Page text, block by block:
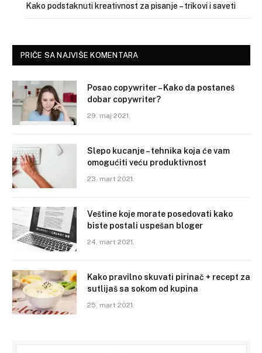
Kako podstaknuti kreativnost za pisanje – trikovi i saveti
PRIČE SA NAJVIŠE KOMENTARA
Posao copywriter – Kako da postaneš
dobar copywriter?
29. maj 2021.
Slepo kucanje – tehnika koja će vam
omogućiti veću produktivnost
23. mart 2021.
Veštine koje morate posedovati kako
biste postali uspešan bloger
24. mart 2021.
Kako pravilno skuvati pirinač + recept za
sutlijaš sa sokom od kupina
25. mart 2021.